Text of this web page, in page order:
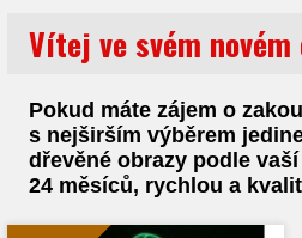
Vítej ve svém novém
Pokud máte zájem o
s nejširším výběrem
dřevěné obrazy podle
24 měsíců, rychlou a